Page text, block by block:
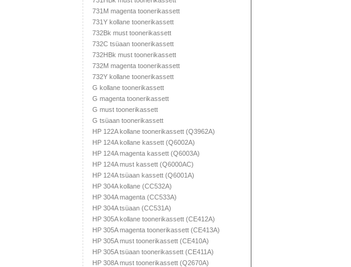
731M magenta toonerikassett
731Y kollane toonerikassett
732Bk must toonerikassett
732C tsüaan toonerikassett
732HBk must toonerikassett
732M magenta toonerikassett
732Y kollane toonerikassett
G kollane toonerikassett
G magenta toonerikassett
G must toonerikassett
G tsüaan toonerikassett
HP 122A kollane toonerikassett (Q3962A)
HP 124A kollane kassett (Q6002A)
HP 124A magenta kassett (Q6003A)
HP 124A must kassett (Q6000AC)
HP 124A tsüaan kassett (Q6001A)
HP 304A kollane (CC532A)
HP 304A magenta (CC533A)
HP 304A tsüaan (CC531A)
HP 305A kollane toonerikassett (CE412A)
HP 305A magenta toonerikassett (CE413A)
HP 305A must toonerikassett (CE410A)
HP 305A tsüaan toonerikassett (CE411A)
HP 308A must toonerikassett (Q2670A)